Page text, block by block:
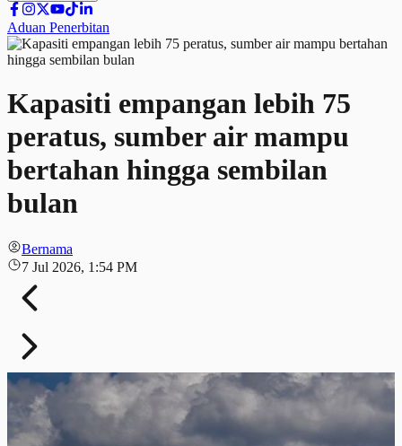
Aduan Penerbitan
Kapasiti empangan lebih 75
peratus, sumber air mampu
bertahan hingga sembilan
bulan
Bernama
7 Jul 2026, 1:54 PM